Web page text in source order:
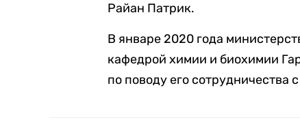
Райан Патрик.
В январе 2020 года
кафедрой химии и биохимии
по поводу его сотрудничества